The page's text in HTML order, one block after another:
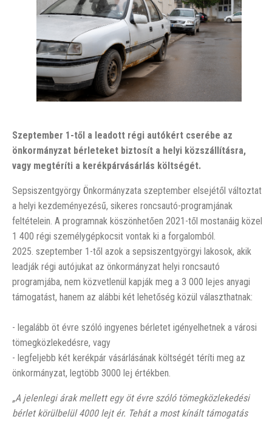
Szeptember 1-től a leadott régi autókért cserébe az
önkormányzat bérleteket biztosít a helyi közszállításra,
vagy megtéríti a kerékpárvásárlás költségét.
Sepsiszentgyörgy Önkormányzata szeptember elsejétől változtat
a helyi kezdeményezésű, sikeres roncsautó-programjának
feltételein. A programnak köszönhetően 2021-től mostanáig közel
1 400 régi személygépkocsit vontak ki a forgalomból.
2025. szeptember 1-től azok a sepsiszentgyörgyi lakosok, akik
leadják régi autójukat az önkormányzat helyi roncsautó
programjába, nem közvetlenül kapják meg a 3 000 lejes anyagi
támogatást, hanem az alábbi két lehetőség közül választhatnak:
- legalább öt évre szóló ingyenes bérletet igényelhetnek a városi
tömegközlekedésre, vagy
- legfeljebb két kerékpár vásárlásának költségét téríti meg az
önkormányzat, legtöbb 3000 lej értékben.
„A jelenlegi árak mellett egy öt évre szóló tömegközlekedési
bérlet körülbelül 4000 lejt ér. Tehát a most kínált támogatás